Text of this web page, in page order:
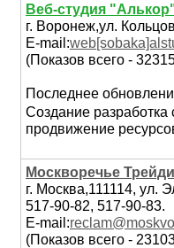
Веб-студия
г. Воронеж,ул.
E-mail:
(Показов всего -
Последнее
Создание разработка
продвижение
Москворечье
г. Москва,111114, ул.
517-90-82, 517-90-83.
E-mail:
(Показов всего -